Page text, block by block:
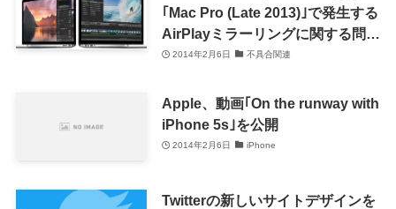
｢Mac Pro (Late 2013)｣で発生する
AirPlayミラーリングに関する問題
のサポートドキュメントを公開
2014年2月6日 不具合関連
Apple、動画｢On the runway with
iPhone 5s｣を公開
2014年2月6日 iPhone
Twitterの新しいサイトデザインを